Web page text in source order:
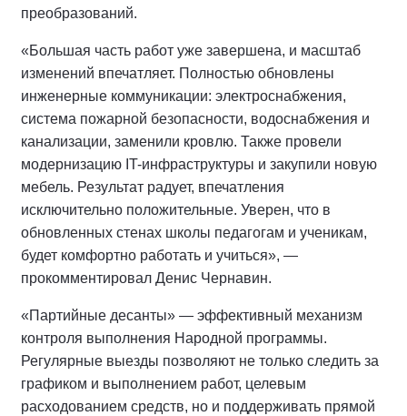
преобразований.
«Большая часть работ уже завершена, и масштаб
изменений впечатляет. Полностью обновлены
инженерные коммуникации: электроснабжения,
система пожарной безопасности, водоснабжения и
канализации, заменили кровлю. Также провели
модернизацию IT-инфраструктуры и закупили новую
мебель. Результат радует, впечатления
исключительно положительные. Уверен, что в
обновленных стенах школы педагогам и ученикам,
будет комфортно работать и учиться», —
прокомментировал Денис Чернавин.
«Партийные десанты» — эффективный механизм
контроля выполнения Народной программы.
Регулярные выезды позволяют не только следить за
графиком и выполнением работ, целевым
расходованием средств, но и поддерживать прямой